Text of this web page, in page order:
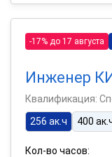
-17% до 17 августа
Инженер
Квалификация:
256 ак.ч
400
Кол-во часов: